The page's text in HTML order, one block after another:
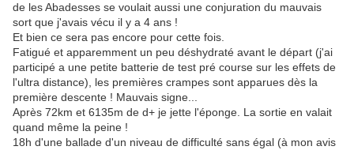
de les Abadesses se voulait aussi une conjuration du mauvais
sort que j'avais vécu il y a 4 ans !
Et bien ce sera pas encore pour cette fois.
Fatigué et apparemment un peu déshydraté avant le départ (j'ai
participé a une petite batterie de test pré course sur les effets de
l'ultra distance), les premières crampes sont apparues dès la
première descente ! Mauvais signe...
Après 72km et 6135m de d+ je jette l'éponge. La sortie en valait
quand même la peine !
18h d'une ballade d'un niveau de difficulté sans égal (à mon avis